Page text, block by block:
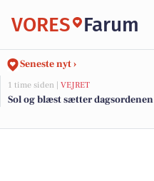
VORES Farum
Seneste nyt ›
1 time siden | VEJRET
Sol og blæst sætter dagsordenen